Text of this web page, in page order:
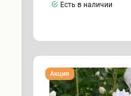
Есть в наличии
Жасмин
"БЕЛАЯ
ДАМА"
Акция